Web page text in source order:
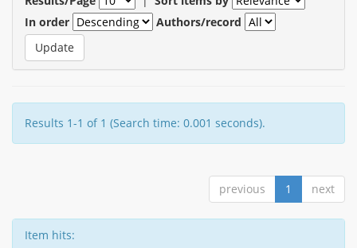
In order
Authors/record
Results 1-1 of 1 (Search time: 0.001 seconds).
previous 1 next
Item hits: